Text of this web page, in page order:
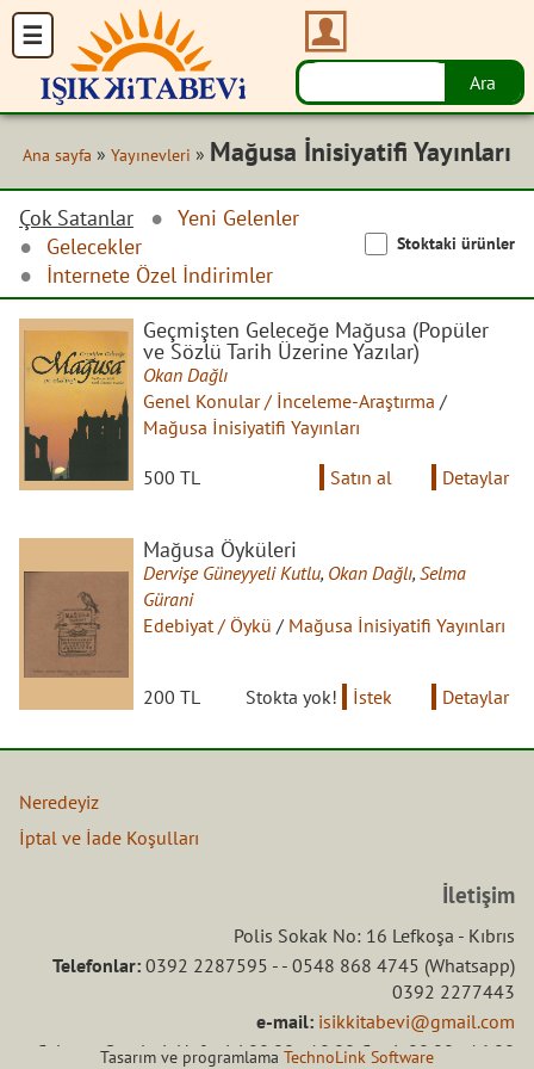
Ana sayfa » Yayınevleri » Mağusa İnisiyatifi Yayınları
Çok Satanlar
Yeni Gelenler
Gelecekler
İnternete Özel İndirimler
Stoktaki ürünler
Geçmişten Geleceğe Mağusa (Popüler
ve Sözlü Tarih Üzerine Yazılar)
Okan Dağlı
Genel Konular / İnceleme-Araştırma /
Mağusa İnisiyatifi Yayınları
500 TL Satın al Detaylar
Mağusa Öyküleri
Dervişe Güneyyeli Kutlu, Okan Dağlı, Selma
Gürani
Edebiyat / Öykü / Mağusa İnisiyatifi Yayınları
200 TL Stokta yok! İstek Detaylar
Neredeyiz
İptal ve İade Koşulları
İletişim
Polis Sokak No: 16 Lefkoşa - Kıbrıs
Telefonlar: 0392 2287595 - - 0548 868 4745 (Whatsapp)
0392 2277443
e-mail: isikkitabevi@gmail.com
Çalışma Saatleri: Hafta içi 08.00 - 18.00 Ctesi: 08.00 - 16.00
Tasarım ve programlama TechnoLink Software